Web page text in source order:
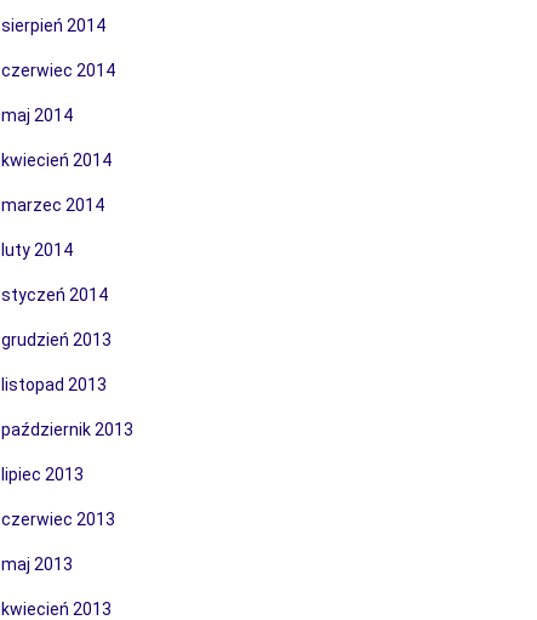
sierpień 2014
czerwiec 2014
maj 2014
kwiecień 2014
marzec 2014
luty 2014
styczeń 2014
grudzień 2013
listopad 2013
październik 2013
lipiec 2013
czerwiec 2013
maj 2013
kwiecień 2013